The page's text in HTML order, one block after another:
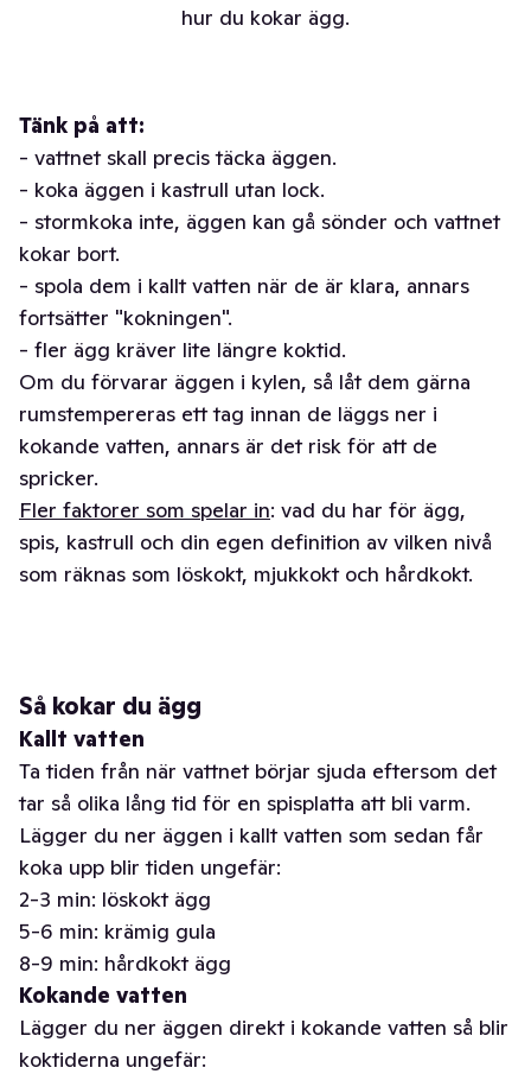
hur du kokar ägg.
Tänk på att:
- vattnet skall precis täcka äggen.
- koka äggen i kastrull utan lock.
- stormkoka inte, äggen kan gå sönder och vattnet
kokar bort.
- spola dem i kallt vatten när de är klara, annars
fortsätter "kokningen".
- fler ägg kräver lite längre koktid.
Om du förvarar äggen i kylen, så låt dem gärna
rumstempereras ett tag innan de läggs ner i
kokande vatten, annars är det risk för att de
spricker.
Fler faktorer som spelar in: vad du har för ägg,
spis, kastrull och din egen definition av vilken nivå
som räknas som löskokt, mjukkokt och hårdkokt.
Så kokar du ägg
Kallt vatten
Ta tiden från när vattnet börjar sjuda eftersom det
tar så olika lång tid för en spisplatta att bli varm.
Lägger du ner äggen i kallt vatten som sedan får
koka upp blir tiden ungefär:
2-3 min: löskokt ägg
5-6 min: krämig gula
8-9 min: hårdkokt ägg
Kokande vatten
Lägger du ner äggen direkt i kokande vatten så blir
koktiderna ungefär: